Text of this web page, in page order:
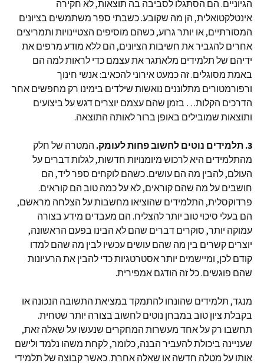
הגיוניים. הם הסתגלו לסביבה בה תוצאות, לא חקירה
אינטלקטואלית, הן מה שקובע. כשבתי ספר משתמשים בציונים
המסורתיים, או יותר גרוע, כשהם מוסיפים הצטיינויות ותמריצים
אחרים להגביר את חשיבות הציונים, הם ללא מודע מרפים את
ידיהם של תלמידים מלאתגר את עצמם כדי לראות למה הם
באמת מסוגלים. זה כמעט אירוני להכאיב: אנשי חינוך
ורפורמטורים מתלוננים נואשות שילדים בימינו רק מחפשים אחר
הדרכים הקלות… בזמן שהם עצמם יוצרים דגש על ביצועים
ותוצאות שמובילים באופן ברור לאותה התוצאה.
3. תלמידים נוטים לחשוב פחות לעומק. המטרה של חלק
מהתלמידים היא לרכוש מיומנויות חדשות, לגלות דברים על
העולם, להבין מה הם עושים. כשהם לוקחים ספר ליד, הם
חושבים על מה שהם קוראים, לא על כמה טוב הם קוראים.
פרדוקסלית, התלמידים שהוציאו מחשבות על הצלחה מראשם,
הם בעלי סיכוי טוב יותר להצליח. הם מעבדים מידע בצורה
עמוקה יותר, סוקרים דברים שהם לא הבינו בפעם הראשונה,
יוצרים קשרים בין מה שהם עושים עכשיו לבין מה שהם למדו
קודם לכן, ומיישמים יותר אסטרטגיות כדי להבין את הרעיונות
שהם פוגשים. כל זה הודגם אמפירית.
מנגד, תלמידים שהונחו להתמקד במציאת התשובה הנכונה או
בקבלת ציון טוב במבחן נוטים לחשוב בצורה יותר שטחית.
תחשבו רק על אחד מעשרות המחקרים שנעשו על שאלה זאת,
שעניינה ביכולת להעביר הבנה, כלומר, לקחת משהו נלמד ולישם
אותו על מטלה חדשה או שאלה אחרת. כאשר קבוצה של תלמידי